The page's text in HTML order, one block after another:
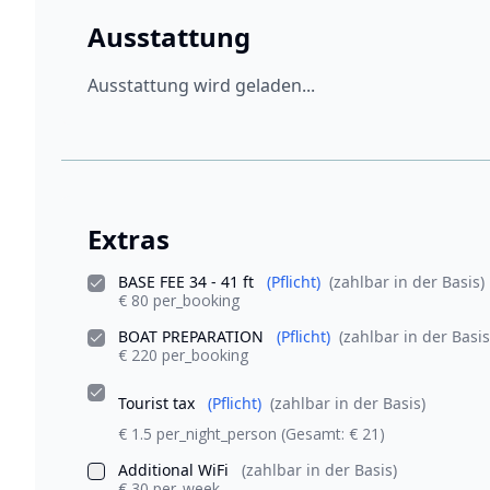
Ausstattung
Ausstattung wird geladen...
Extras
BASE FEE 34 - 41 ft (Pflicht) (zahlbar in der Basis)
€ 80 per_booking
BOAT PREPARATION
(Pflicht) (zahlbar in der
€ 220 per_booking
Tourist tax (Pflicht) (zahlbar in der Basis)
€ 1.5 per_night_person (Gesamt: € 21)
Additional WiFi
(zahlbar in der Basis)